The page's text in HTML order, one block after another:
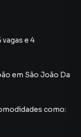
vagas e 4
em São João Da
como: